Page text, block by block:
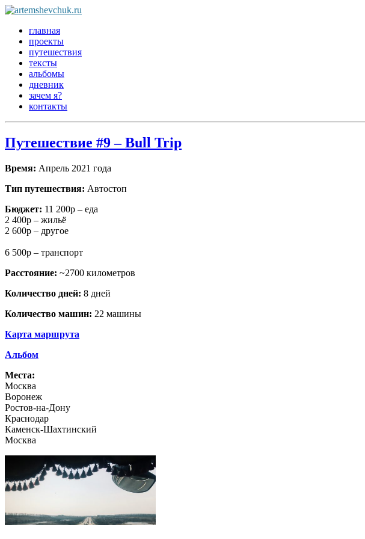
главная
проекты
путешествия
тексты
альбомы
дневник
зачем я?
контакты
Путешествие #9 – Bull Trip
Время: Апрель 2021 года
Тип путешествия: Автостоп
Бюджет: 11 200р – еда
2 400р – жильё
2 600р – другое
6 500р – транспорт
Расстояние: ~2700 километров
Количество дней: 8 дней
Количество машин: 22 машины
Карта маршрута
Альбом
Места:
Москва
Воронеж
Ростов-на-Дону
Краснодар
Каменск-Шахтинский
Москва